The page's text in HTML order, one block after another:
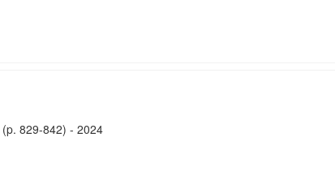
(p. 829-842) - 2024